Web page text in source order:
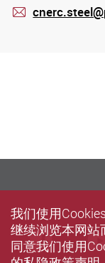
我们使用
继续浏览本网站
同意我们使用